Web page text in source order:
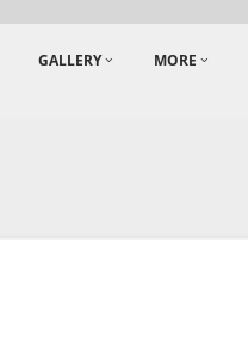
GALLERY MORE